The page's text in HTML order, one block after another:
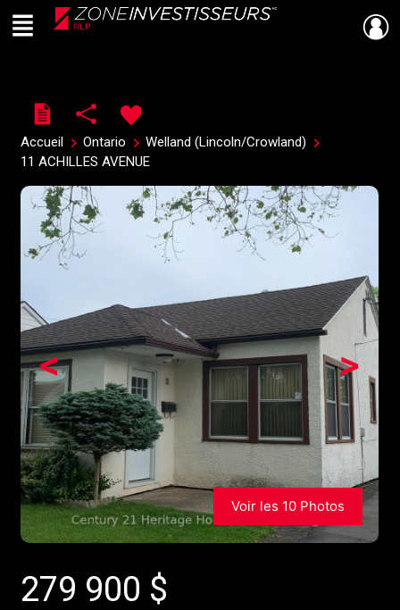
Live
En Direct
Menu
Accueil Ontario
Welland (Lincoln/Crowland)
11 ACHILLES AVENUE
>
<
Voir les 10 Photos
279 900 $